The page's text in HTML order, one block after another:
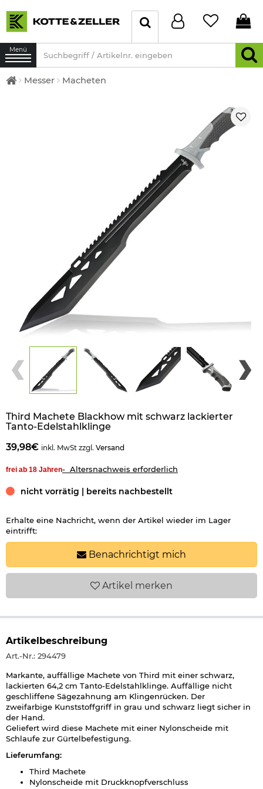
Menü
Messer Macheten
Third Machete Blackhow mit schwarz lackierter
Tanto-Edelstahlklinge
39,98€ inkl. MwSt zzgl. Versand
frei ab 18 Jahren- Altersnachweis erforderlich
nicht vorrätig | bereits nachbestellt
Erhalte eine Nachricht, wenn der Artikel wieder im Lager
eintrifft:
Benachrichtigt mich
Artikel merken
Artikelbeschreibung
Art.-Nr.: 294479
Markante, auffällige Machete von Third mit einer schwarz,
lackierten 64,2 cm Tanto-Edelstahlklinge. Auffällige nicht
geschliffene Sägezahnung am Klingenrücken. Der
zweifarbige Kunststoffgriff in grau und schwarz liegt sicher in
der Hand.
Geliefert wird diese Machete mit einer Nylonscheide mit
Schlaufe zur Gürtelbefestigung.
Lieferumfang:
Third Machete
Nylonscheide mit Druckknopfverschluss